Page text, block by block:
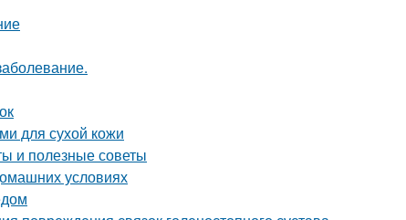
для сухой кожи
и полезные советы
условиях